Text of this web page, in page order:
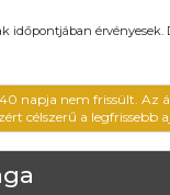
időpontjában érvényesek.
napja nem frissült. Az
célszerű a legfrissebb